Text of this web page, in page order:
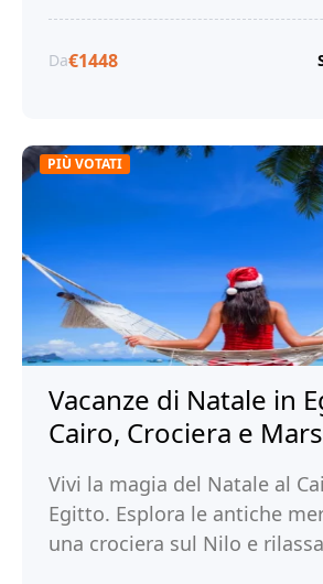
Da€1448
PIÙ VOTATI
Vacanze di Natale in
Cairo, Crociera e
Vivi la magia del Natale al
Egitto. Esplora le antiche
una crociera sul Nilo e